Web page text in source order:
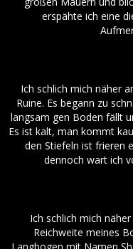
erspähte ich eine
Ich schlich mich näher
Ruine. Es begann zu
langsam gen Boden fällt
Es ist kalt, man kommt
den Stiefeln ist frieren
dennoch wart ich
Ich schlich mich
Reichweite meines